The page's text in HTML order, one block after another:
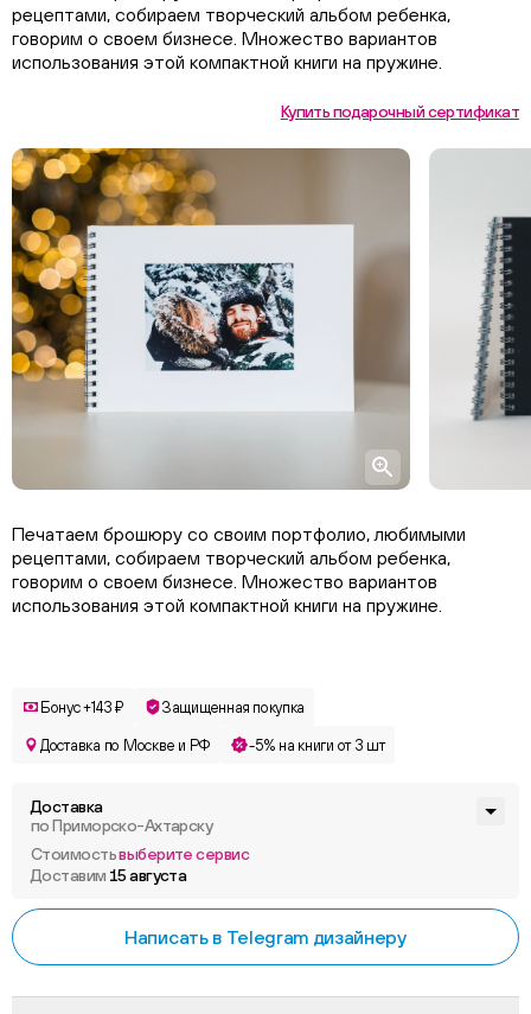
Печатаем брошюру со своим портфолио, любимыми
рецептами, собираем творческий альбом ребенка,
говорим о своем бизнесе. Множество вариантов
использования этой компактной книги на пружине.
рецептами, собираем творческий альбом ребенка,
говорим о своем бизнесе. Множество вариантов
использования этой компактной книги на пружине.
Купить подарочный сертификат
Бонус +143 ₽ Защищенная покупка
Доставка по Москве и РФ -5% на книги от 3 шт
Доставка
по Приморско-Ахтарску
Стоимостьвыберите сервис
Доставим 15 августа
Написать в Telegram дизайнеру